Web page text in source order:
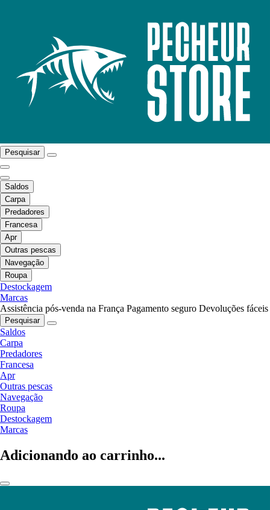
Pesquisar
Saldos
Carpa
Predadores
Francesa
Apr
Outras pescas
Navegação
Roupa
Destockagem
Marcas
Assistência pós-venda na França Pagamento seguro Devoluções fáceis
Pesquisar
Saldos
Carpa
Predadores
Francesa
Apr
Outras pescas
Navegação
Roupa
Destockagem
Marcas
Adicionando ao carrinho...